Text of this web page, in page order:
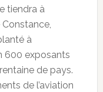
tiendra à
à
600 exposants
de pays.
de l’aviation